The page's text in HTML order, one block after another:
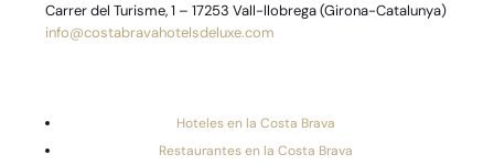
Carrer del Turisme, 1 – 17253 Vall-llobrega (Girona-Catalunya)
info@costabravahotelsdeluxe.com
Hoteles en la Costa Brava
Restaurantes en la Costa Brava